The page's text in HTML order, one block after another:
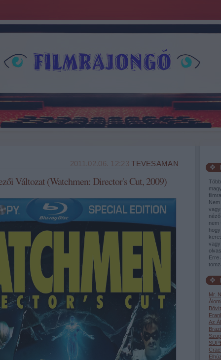
nem
vagy
Erre
Mr.
Az
2011.02.06. 12:23TÉVÉSÁMÁN
Változat (Watchmen: Director's Cut, 2009)